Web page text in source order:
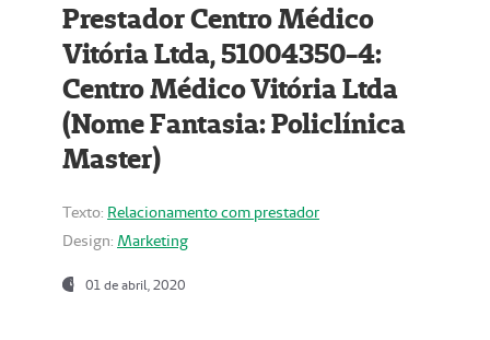
Prestador Centro Médico
Vitória Ltda, 51004350-4:
Centro Médico Vitória Ltda
(Nome Fantasia: Policlínica
Master)
Texto: Relacionamento com prestador
Design: Marketing
01 de abril, 2020